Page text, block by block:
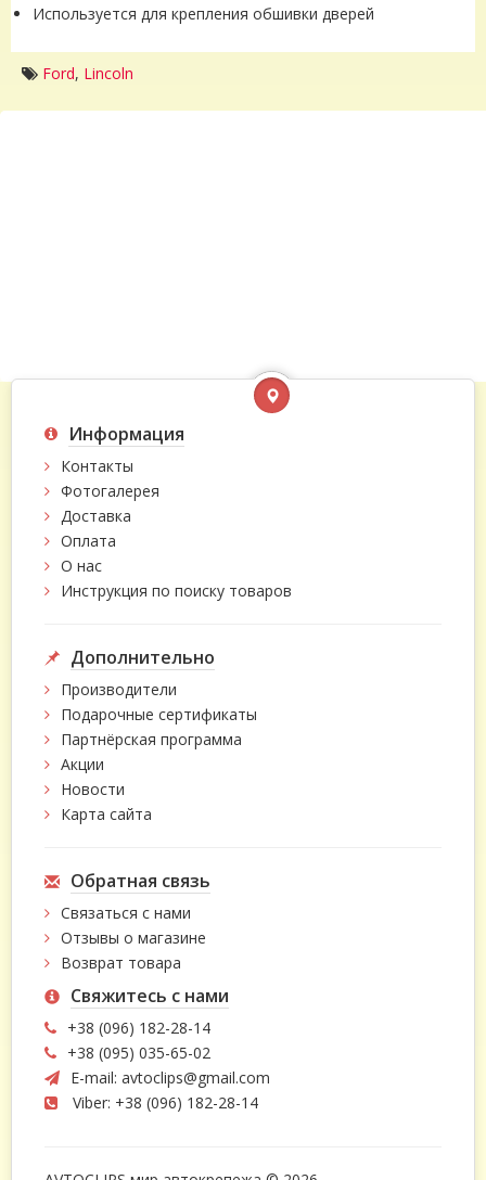
Используется для крепления обшивки дверей
Ford, Lincoln
Информация
Контакты
Фотогалерея
Доставка
Оплата
О нас
Инструкция по поиску товаров
Дополнительно
Производители
Подарочные сертификаты
Партнёрская программа
Акции
Новости
Карта сайта
Обратная связь
Связаться с нами
Отзывы о магазине
Возврат товара
Свяжитесь с нами
+38 (096) 182-28-14
+38 (095) 035-65-02
E-mail: avtoclips@gmail.com
Viber: +38 (096) 182-28-14